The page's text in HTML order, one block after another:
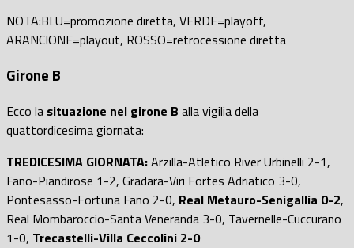
NOTA:BLU=promozione diretta, VERDE=playoff,
ARANCIONE=playout, ROSSO=retrocessione diretta
Girone B
Ecco la situazione nel girone B alla vigilia della
quattordicesima giornata:
TREDICESIMA GIORNATA:Arzilla-Atletico River Urbinelli 2-1,
Fano-Piandirose 1-2, Gradara-Viri Fortes Adriatico 3-0,
Pontesasso-Fortuna Fano 2-0, Real Metauro-Senigallia 0-2,
Real Mombaroccio-Santa Veneranda 3-0, Tavernelle-Cuccurano
1-0, Trecastelli-Villa Ceccolini 2-0